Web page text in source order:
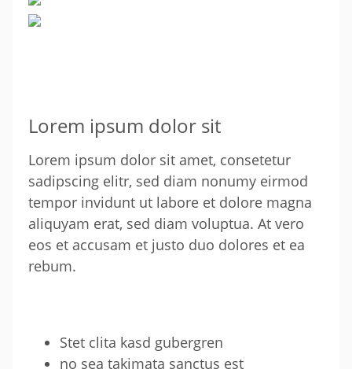
Lorem ipsum dolor sit
Lorem ipsum dolor sit amet, consetetur
sadipscing elitr, sed diam nonumy eirmod
tempor invidunt ut labore et dolore magna
aliquyam erat, sed diam voluptua. At vero
eos et accusam et justo duo dolores et ea
rebum.
Stet clita kasd gubergren
no sea takimata sanctus est